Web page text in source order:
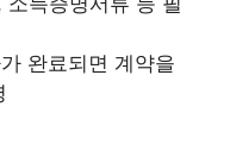
완료되면 계약을